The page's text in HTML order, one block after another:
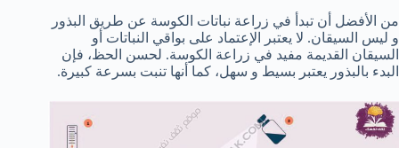
من الأفضل أن تبدأ في زراعة نباتات الكوسة عن طريق البذور
و ليس السيقان. لا يعتبر الإعتماد على بواقي النباتات أو
السيقان القديمة مفيد في زراعة الكوسة. لحسن الحظ، فإن
البدء بالبذور يعتبر بسيط و سهل، كما أنها تنبت بسرعة كبيرة.